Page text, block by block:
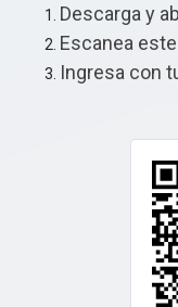
Descarga y
Escanea
Ingresa con